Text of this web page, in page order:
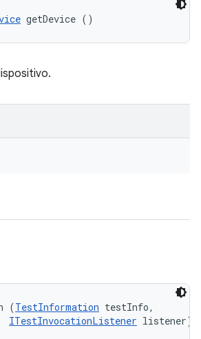
getDevice ()
(TestInformation testInfo,
ITestInvocationListener listener)